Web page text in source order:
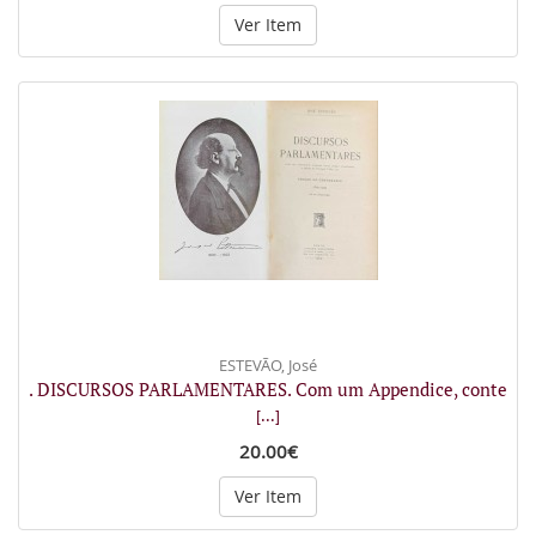
Ver Item
ESTEVÃO, José
. DISCURSOS PARLAMENTARES. Com um Appendice, conte
[...]
20.00€
Ver Item